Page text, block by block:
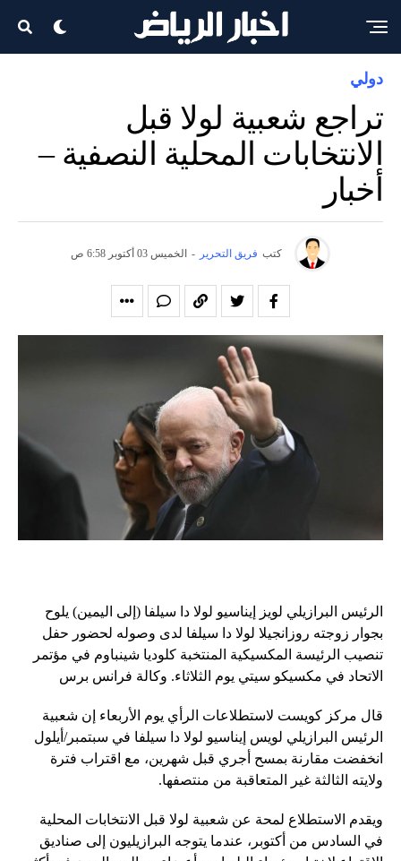
دولي
تراجع شعبية لولا قبل
الانتخابات المحلية النصفية –
أخبار
كتب فريق التحرير - الخميس 03 أكتوبر 6:58 ص
الرئيس البرازيلي لويز إيناسيو لولا دا سيلفا (إلى اليمين) يلوح
بجوار زوجته روزانجيلا لولا دا سيلفا لدى وصوله لحضور حفل
تنصيب الرئيسة المكسيكية المنتخبة كلوديا شينباوم في مؤتمر
الاتحاد في مكسيكو سيتي يوم الثلاثاء. وكالة فرانس برس
قال مركز كويست لاستطلاعات الرأي يوم الأربعاء إن شعبية
الرئيس البرازيلي لويس إيناسيو لولا دا سيلفا في سبتمبر/أيلول
انخفضت مقارنة بمسح أجري قبل شهرين، مع اقتراب فترة
ولايته الثالثة غير المتعاقبة من منتصفها.
ويقدم الاستطلاع لمحة عن شعبية لولا قبل الانتخابات المحلية
في السادس من أكتوبر، عندما يتوجه البرازيليون إلى صناديق